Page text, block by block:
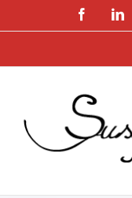
to
Facebook